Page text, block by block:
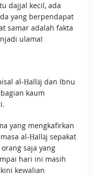
dajjal kecil, ada
yang berpendapat
samar adalah fakta
ulama!
al-Ḥallāj dan Ibnu
kaum
yang mengkafirkan
al-Ḥallāj sepakat
saja yang
hari ini masih
kewalian